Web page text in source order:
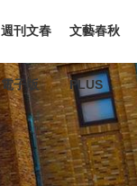
週刊文春
電子版
文藝春秋
PLUS